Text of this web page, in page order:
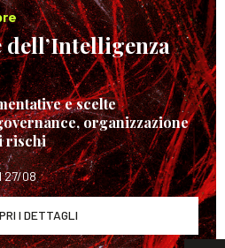
dell’Intelligenza
e scelte
organizzazione
rischi
27/08
I DETTAGLI